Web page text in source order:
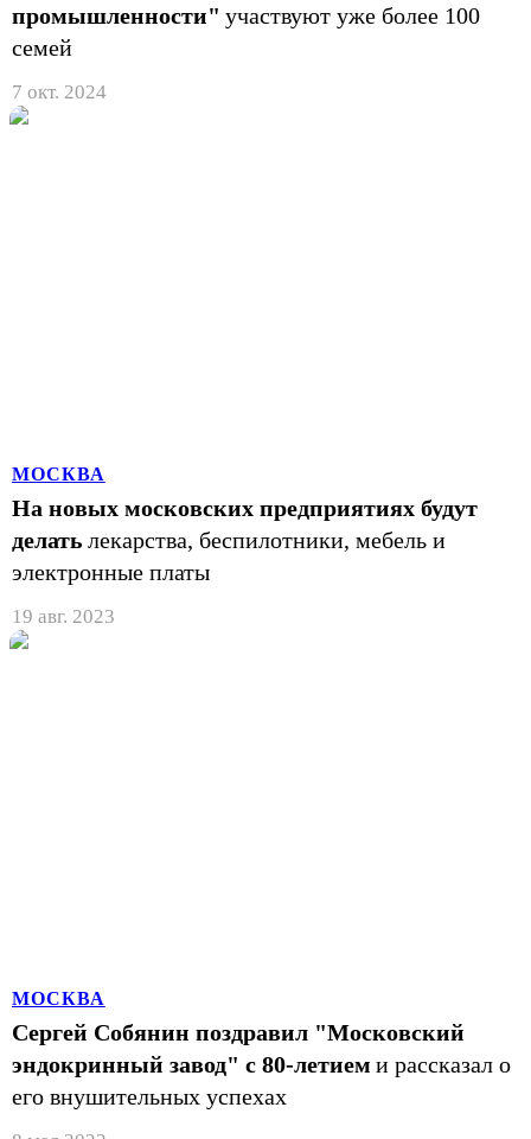
промышленности" участвуют уже более 100
семей
7 окт. 2024
МОСКВА
На новых московских предприятиях будут
делать лекарства, беспилотники, мебель и
электронные платы
19 авг. 2023
МОСКВА
Сергей Собянин поздравил "Московский
эндокринный завод" с 80-летием и рассказал о
его внушительных успехах